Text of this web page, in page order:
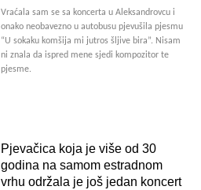
Vraćala sam se sa koncerta u Aleksandrovcu i
onako neobavezno u autobusu pjevušila pjesmu
“U sokaku komšija mi jutros šljive bira”. Nisam
ni znala da ispred mene sjedi kompozitor te
pjesme.
Pjevačica koja je više od 30
godina na samom estradnom
vrhu održala je još jedan koncert